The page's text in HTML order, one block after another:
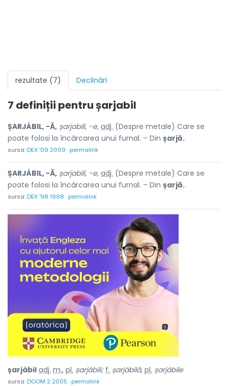
rezultate (7) Declinări
7 definiții pentrușarjabil
ȘARJÁBIL, -Ă, șarjabili, -e, adj. (Despre metale) Care se
poate folosi la încărcarea unui furnal. – Din șarjă.
sursa:DEX '09 2009 permalink
ȘARJÁBIL, -Ă, șarjabili, -e, adj. (Despre metale) Care se
poate folosi la încărcarea unui furnal. – Din șarjă.
sursa:DEX '98 1998 permalink
șarjábil adj. m., pl. șarjábili; f. șarjábilă, pl. șarjábile
sursa:DOOM 2 2005 permalink